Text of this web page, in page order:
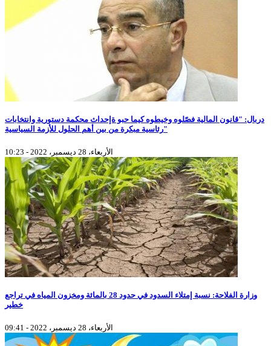
دربال: "قانون المالية فصّلوه وخيطوه كيما حبو ةإحداث محكمة دستورية وانتخابات
رئاسية مبكرة من بين أهم الحلول للأزمة السياسية"
الأربعاء، 28 ديسمبر، 2022 - 10:23
وزارة الفلاحة: نسبة إمتلاء السدود في حدود 28 بالمائة ومخزون المياه في تراجع
خطير
الأربعاء، 28 ديسمبر، 2022 - 09:41